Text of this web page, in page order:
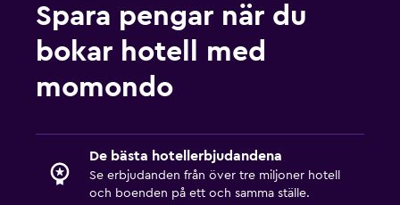
Spara pengar när du
bokar hotell med
momondo
De bästa hotellerbjudandena
Se erbjudanden från över tre miljoner hotell
och boenden på ett och samma ställe.